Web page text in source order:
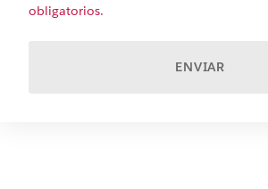
obligatorios.
ENVIAR